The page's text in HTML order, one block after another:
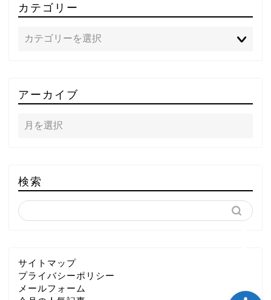
カテゴリー
アーカイブ
検索
サイトマップ
プライバシーポリシー
メールフォーム
～DA PUMP YORIの晴れ
ばれラジオ～